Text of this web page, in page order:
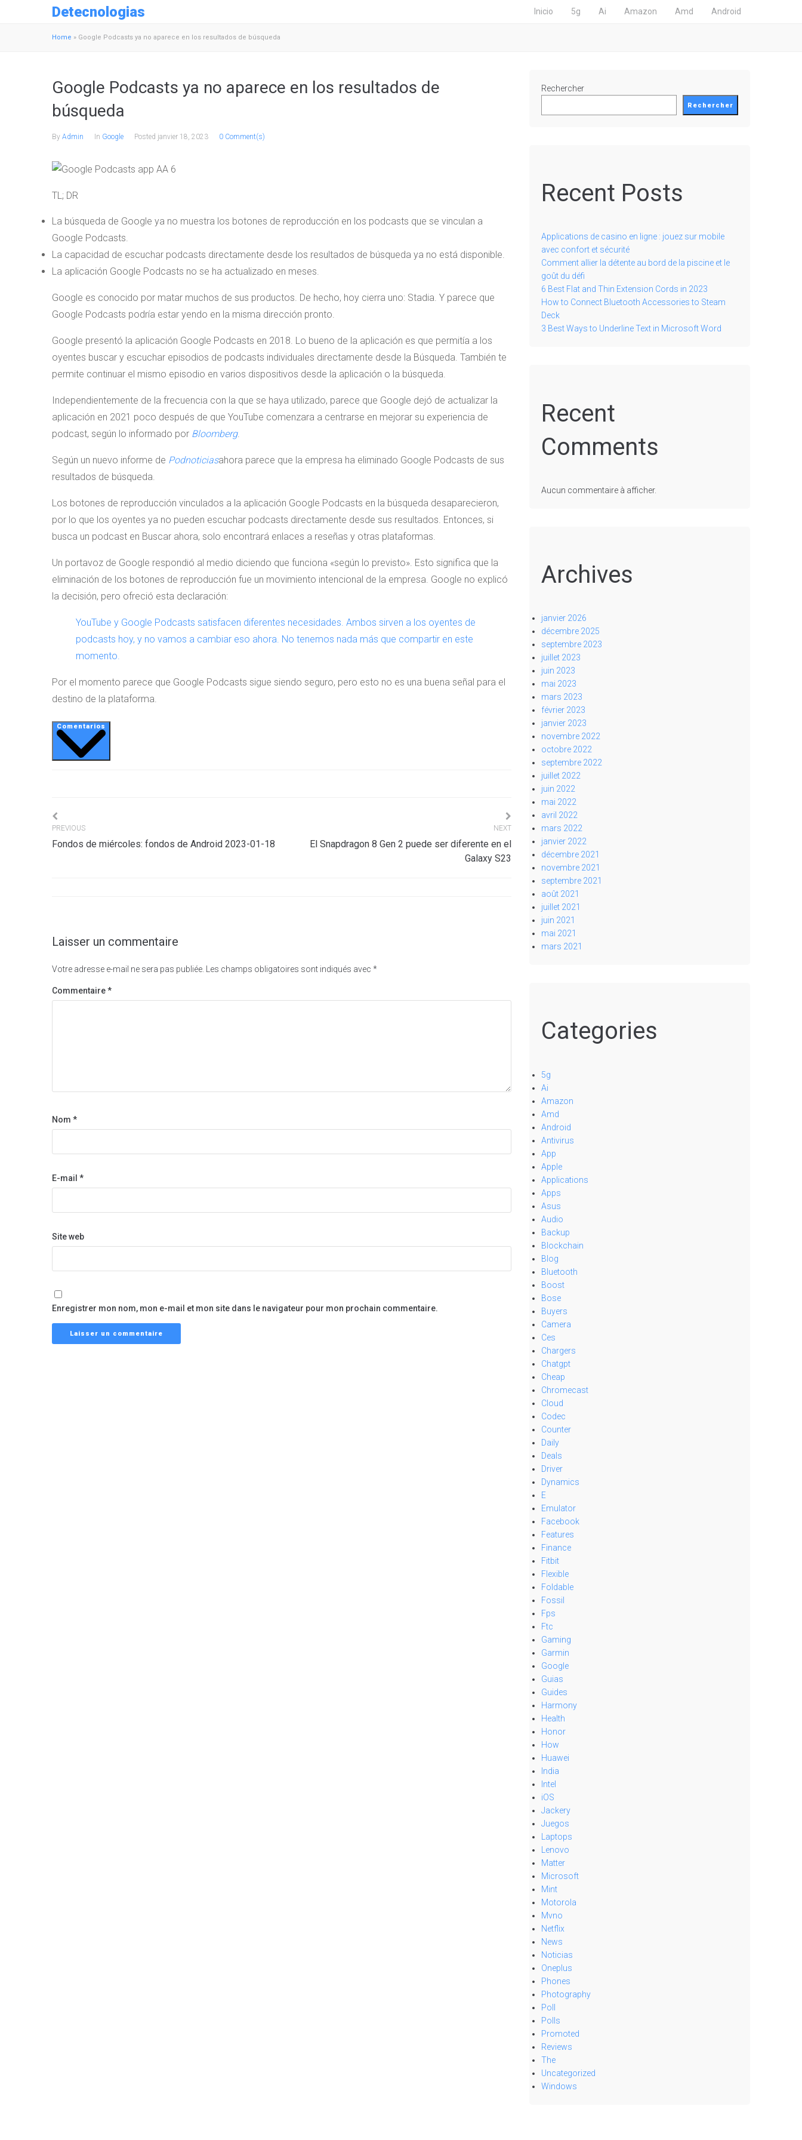
Detecnologias Inicio 5g Ai Amazon Amd Android
Home » Google Podcasts ya no aparece en los resultados de búsqueda
Google Podcasts ya no aparece en los resultados de
búsqueda
By Admin In Google Posted janvier 18, 2023 0 Comment(s)
TL; DR
La búsqueda de Google ya no muestra los botones de reproducción en los podcasts que se vinculan a
Google Podcasts.
La capacidad de escuchar podcasts directamente desde los resultados de búsqueda ya no está disponible.
La aplicación Google Podcasts no se ha actualizado en meses.
Google es conocido por matar muchos de sus productos. De hecho, hoy cierra uno: Stadia. Y parece que
Google Podcasts podría estar yendo en la misma dirección pronto.
Google presentó la aplicación Google Podcasts en 2018. Lo bueno de la aplicación es que permitía a los
oyentes buscar y escuchar episodios de podcasts individuales directamente desde la Búsqueda. También te
permite continuar el mismo episodio en varios dispositivos desde la aplicación o la búsqueda.
Independientemente de la frecuencia con la que se haya utilizado, parece que Google dejó de actualizar la
aplicación en 2021 poco después de que YouTube comenzara a centrarse en mejorar su experiencia de
podcast, según lo informado por Bloomberg.
Según un nuevo informe de Podnoticiasahora parece que la empresa ha eliminado Google Podcasts de sus
resultados de búsqueda.
Los botones de reproducción vinculados a la aplicación Google Podcasts en la búsqueda desaparecieron,
por lo que los oyentes ya no pueden escuchar podcasts directamente desde sus resultados. Entonces, si
busca un podcast en Buscar ahora, solo encontrará enlaces a reseñas y otras plataformas.
Un portavoz de Google respondió al medio diciendo que funciona «según lo previsto». Esto significa que la
eliminación de los botones de reproducción fue un movimiento intencional de la empresa. Google no explicó
la decisión, pero ofreció esta declaración:
YouTube y Google Podcasts satisfacen diferentes necesidades. Ambos sirven a los oyentes de
podcasts hoy, y no vamos a cambiar eso ahora. No tenemos nada más que compartir en este
momento.
Por el momento parece que Google Podcasts sigue siendo seguro, pero esto no es una buena señal para el
destino de la plataforma.
Comentarios
Navigation
PREVIOUS
Fondos de miércoles: fondos de Android 2023-01-18
NEXT
El Snapdragon 8 Gen 2 puede ser diferente en el
Galaxy S23
Laisser un commentaire
Votre adresse e-mail ne sera pas publiée. Les champs obligatoires sont indiqués avec *
Commentaire*
Nom *
E-mail *
Site web
Enregistrer mon nom, mon e-mail et mon site dans le navigateur pour mon prochain commentaire.
Rechercher
Rechercher
Recent Posts
Applications de casino en ligne : jouez sur mobile
avec confort et sécurité
Comment allier la détente au bord de la piscine et le
goût du défi
6 Best Flat and Thin Extension Cords in 2023
How to Connect Bluetooth Accessories to Steam
Deck
3 Best Ways to Underline Text in Microsoft Word
Recent
Comments
Aucun commentaire à afficher.
Archives
janvier 2026
décembre 2025
septembre 2023
juillet 2023
juin 2023
mai 2023
mars 2023
février 2023
janvier 2023
novembre 2022
octobre 2022
septembre 2022
juillet 2022
juin 2022
mai 2022
avril 2022
mars 2022
janvier 2022
décembre 2021
novembre 2021
septembre 2021
août 2021
juillet 2021
juin 2021
mai 2021
mars 2021
Categories
5g
Ai
Amazon
Amd
Android
Antivirus
App
Apple
Applications
Apps
Asus
Audio
Backup
Blockchain
Blog
Bluetooth
Boost
Bose
Buyers
Camera
Ces
Chargers
Chatgpt
Cheap
Chromecast
Cloud
Codec
Counter
Daily
Deals
Driver
Dynamics
E
Emulator
Facebook
Features
Finance
Fitbit
Flexible
Foldable
Fossil
Fps
Ftc
Gaming
Garmin
Google
Guias
Guides
Harmony
Health
Honor
How
Huawei
India
Intel
iOS
Jackery
Juegos
Laptops
Lenovo
Matter
Microsoft
Mint
Motorola
Mvno
Netflix
News
Noticias
Oneplus
Phones
Photography
Poll
Polls
Promoted
Reviews
The
Uncategorized
Windows